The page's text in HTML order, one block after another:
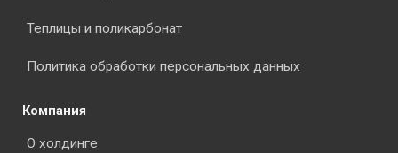
Теплицы и поликарбонат
Политика обработки персональных данных
Компания
О холдинге